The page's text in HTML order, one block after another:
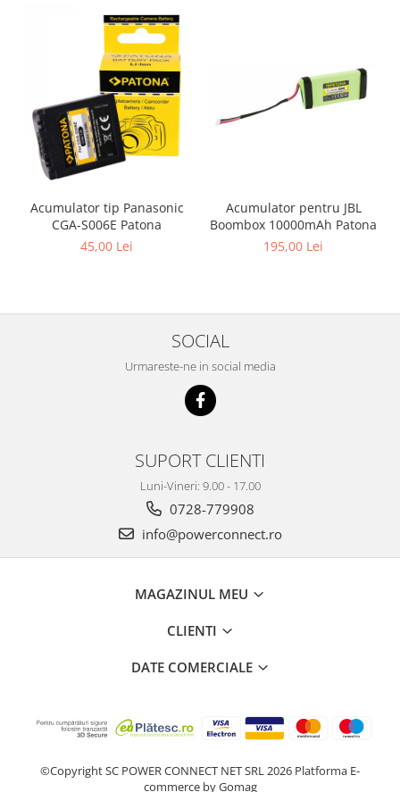
Acumulator tip Panasonic
CGA-S006E Patona
45,00 Lei
Acumulator pentru JBL
Boombox 10000mAh Patona
195,00 Lei
SOCIAL
Urmareste-ne in social media
SUPORT CLIENTI
Luni-Vineri: 9.00 - 17.00
0728-779908
info@powerconnect.ro
MAGAZINUL MEU
CLIENTI
DATE COMERCIALE
©Copyright SC POWER CONNECT NET SRL 2026 Platforma E-
commerce by Gomag